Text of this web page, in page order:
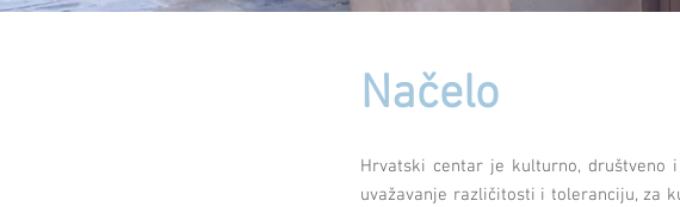
Načelo
Hrvatski centar je kulturno, društveno
uvažavanje različitosti i toleranciju, za